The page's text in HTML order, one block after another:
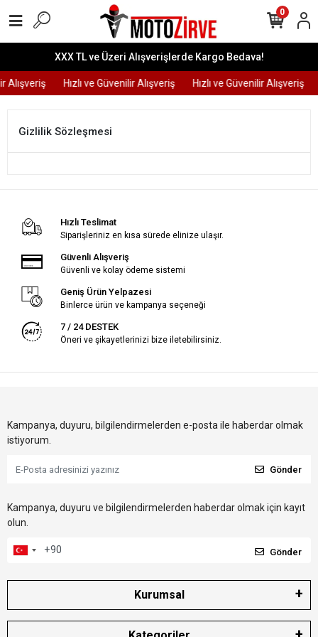
XXX TL ve Üzeri Alışverişlerde Kargo Bedava!
Alışveriş Hızlı ve Güvenilir Alışveriş Hızlı ve Güvenilir Alışveriş
0
Gizlilik Sözleşmesi
Hızlı Teslimat
Siparişleriniz en kısa sürede elinize ulaşır.
Güvenli Alışveriş
Güvenli ve kolay ödeme sistemi
Geniş Ürün Yelpazesi
Binlerce ürün ve kampanya seçeneği
7 / 24 DESTEK
Öneri ve şikayetlerinizi bize iletebilirsiniz.
Kampanya, duyuru, bilgilendirmelerden e-posta ile haberdar olmak
istiyorum.
Gönder
Kampanya, duyuru ve bilgilendirmelerden haberdar olmak için kayıt
olun.
Gönder
Kurumsal